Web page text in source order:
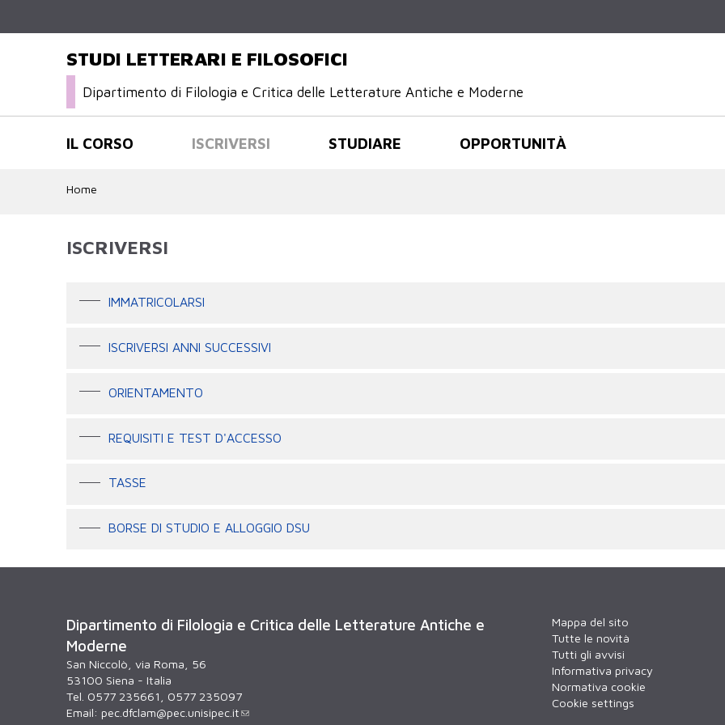
STUDI LETTERARI E FILOSOFICI
Dipartimento di Filologia e Critica delle Letterature Antiche e Moderne
IL CORSO ISCRIVERSI STUDIARE OPPORTUNITÀ
Home
ISCRIVERSI
IMMATRICOLARSI
ISCRIVERSI ANNI SUCCESSIVI
ORIENTAMENTO
REQUISITI E TEST D'ACCESSO
TASSE
BORSE DI STUDIO E ALLOGGIO DSU
Dipartimento di Filologia e Critica delle Letterature Antiche e
Moderne
San Niccolò, via Roma, 56
53100 Siena - Italia
Tel. 0577 235661, 0577 235097
Email: pec.dfclam@pec.unisipec.it
Mappa del sito
Tutte le novità
Tutti gli avvisi
Informativa privacy
Normativa cookie
Cookie settings